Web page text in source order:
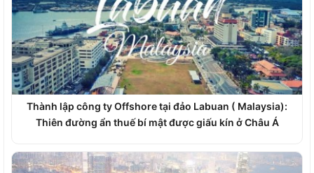
Thành lập công ty Offshore tại đảo Labuan ( Malaysia):
Thiên đường ẩn thuế bí mật được giấu kín ở Châu Á